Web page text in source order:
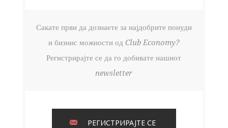
Сакате први да дознаете за најдобрите понуди
и бизнис можности од Club Economy?
Регистрирајте се да го добивате нашиот
newsletter
РЕГИСТРИРАЈТЕ СЕ